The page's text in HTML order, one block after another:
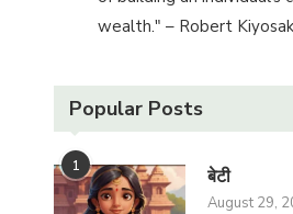
wealth." – Robert
Popular Posts
1 बेटी
August 29,